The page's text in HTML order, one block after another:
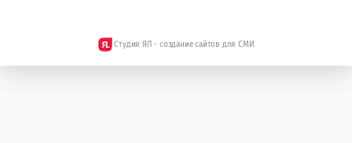
Студия ЯЛ - создание сайтов для СМИ